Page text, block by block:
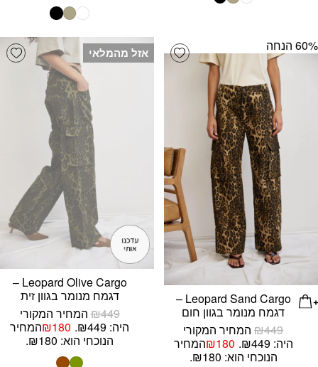
Add wishlist ‫60% הנחה
Leopard Sand Cargo –
דגמח מנומר בגוון חום
₪449
המחיר המקורי
היה: ₪449.
₪180
המחיר
הנוכחי הוא: ₪180.
אזל מהמלאי
Leopard Olive Cargo –
דגמח מנומר בגוון זית
₪449
המחיר המקורי
היה: ₪449.
₪180
המחיר
הנוכחי הוא: ₪180.